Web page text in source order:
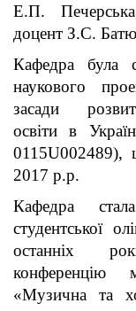
Е.П.
доцент З.С.
Кафедра була
наукового
засади
освіти в
0115U002489),
2017 р.р.
Кафедра
студентської
останніх
конференцію
«Музична та